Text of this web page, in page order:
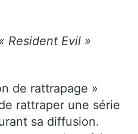
Resident Evil »
de rattrapage »
rattraper une série
sa diffusion.